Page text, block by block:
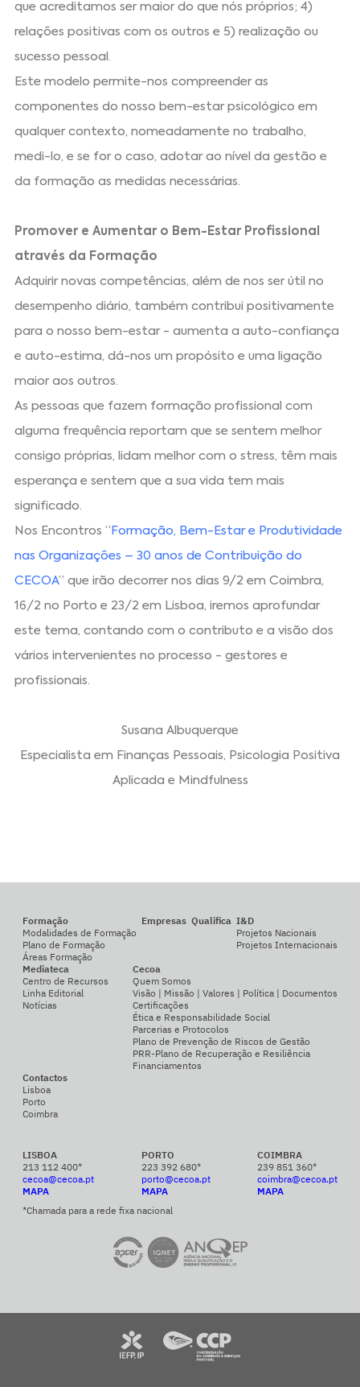
que acreditamos ser maior do que nós próprios; 4)
relações positivas com os outros e 5) realização ou
sucesso pessoal.
Este modelo permite-nos compreender as
componentes do nosso bem-estar psicológico em
qualquer contexto, nomeadamente no trabalho,
medi-lo, e se for o caso, adotar ao nível da gestão e
da formação as medidas necessárias.
Promover e Aumentar o Bem-Estar Profissional
através da Formação
Adquirir novas competências, além de nos ser útil no
desempenho diário, também contribui positivamente
para o nosso bem-estar - aumenta a auto-confiança
e auto-estima, dá-nos um propósito e uma ligação
maior aos outros.
As pessoas que fazem formação profissional com
alguma frequência reportam que se sentem melhor
consigo próprias, lidam melhor com o stress, têm mais
esperança e sentem que a sua vida tem mais
significado.
Nos Encontros “ Formação, Bem-Estar e Produtividade
nas Organizações – 30 anos de Contribuição do
CECOA” que irão decorrer nos dias 9/2 em Coimbra,
16/2 no Porto e 23/2 em Lisboa, iremos aprofundar
este tema, contando com o contributo e a visão dos
vários intervenientes no processo - gestores e
profissionais.
Susana Albuquerque
Especialista em Finanças Pessoais, Psicologia Positiva
Aplicada e Mindfulness
Formação
Modalidades de Formação
Plano de Formação
Áreas Formação
Empresas Qualifica I&D
Projetos Nacionais
Projetos Internacionais
Mediateca
Centro de Recursos
Linha Editorial
Notícias
Cecoa
Quem Somos
Visão | Missão | Valores | Política | Documentos
Certificações
Ética e Responsabilidade Social
Parcerias e Protocolos
Plano de Prevenção de Riscos de Gestão
PRR-Plano de Recuperação e Resiliência
Financiamentos
Contactos
Lisboa
Porto
Coimbra
LISBOA
213 112 400*
cecoa@cecoa.pt
MAPA
PORTO
223 392 680*
porto@cecoa.pt
MAPA
COIMBRA
239 851 360*
coimbra@cecoa.pt
MAPA
*Chamada para a rede fixa nacional